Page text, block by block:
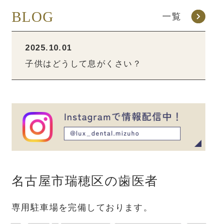
BLOG 一覧
2025.10.01
子供はどうして息がくさい？
名古屋市瑞穂区の歯医者
専用駐車場を完備しております。